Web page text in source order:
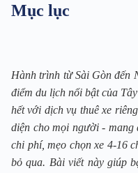
Hành trình từ Sài Gòn đến
điểm du lịch nổi bật của
hết với dịch vụ thuê xe
diện cho mọi người - mang
chi phí, mẹo chọn xe 4-16
bỏ qua. Bài viết này giúp
Mục lục